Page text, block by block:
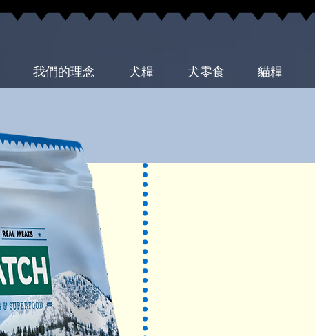
我們的理念 犬糧 犬零食 貓糧